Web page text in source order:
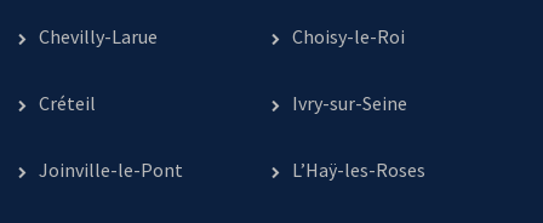
Chevilly-Larue Choisy-le-Roi
Créteil Ivry-sur-Seine
Joinville-le-Pont L’Haÿ-les-Roses